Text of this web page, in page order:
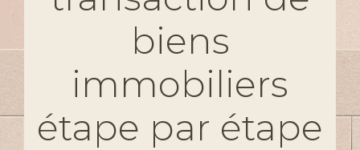
biens
immobiliers
étape par étape